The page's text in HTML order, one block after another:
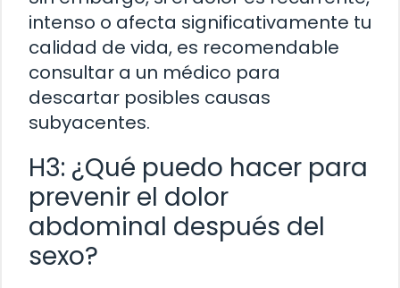
intenso o afecta significativamente tu
calidad de vida, es recomendable
consultar a un médico para
descartar posibles causas
subyacentes.
H3: ¿Qué puedo hacer para
prevenir el dolor
abdominal después del
sexo?